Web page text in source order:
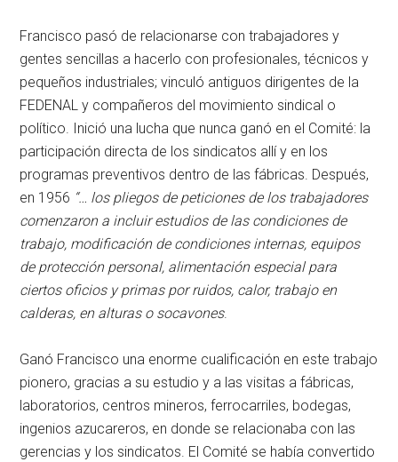
Francisco pasó de relacionarse con trabajadores y
gentes sencillas a hacerlo con profesionales, técnicos y
pequeños industriales; vinculó antiguos dirigentes de la
FEDENAL y compañeros del movimiento sindical o
político. Inició una lucha que nunca ganó en el Comité: la
participación directa de los sindicatos allí y en los
programas preventivos dentro de las fábricas. Después,
en 1956 “… los pliegos de peticiones de los trabajadores
comenzaron a incluir estudios de las condiciones de
trabajo, modificación de condiciones internas, equipos
de protección personal, alimentación especial para
ciertos oficios y primas por ruidos, calor, trabajo en
calderas, en alturas o socavones.
Ganó Francisco una enorme cualificación en este trabajo
pionero, gracias a su estudio y a las visitas a fábricas,
laboratorios, centros mineros, ferrocarriles, bodegas,
ingenios azucareros, en donde se relacionaba con las
gerencias y los sindicatos. El Comité se había convertido